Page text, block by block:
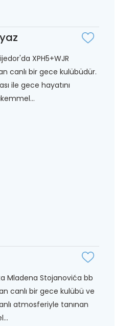
XPH5+WJR
canlı bir gece kulübüdür.
ile gece hayatını
Mladena Stojanovića bb
canlı bir gece kulübü ve
atmosferiyle tanınan